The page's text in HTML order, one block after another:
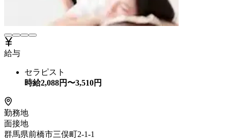
給与
セラピスト
時給2,088円〜3,510円
勤務地
面接地
群馬県前橋市三俣町2-1-1